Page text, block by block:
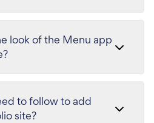
look of the Menu app
to follow to add
site?